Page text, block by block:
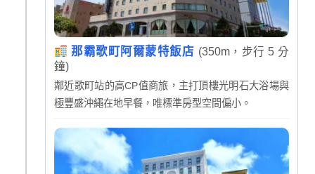
那霸歌町阿爾蒙特飯店 (350m，步行 5 分
鐘)
鄰近歌町站的高CP值商旅，主打頂樓光明石大浴場與
極豐盛沖繩在地早餐，唯標準房型空間偏小。